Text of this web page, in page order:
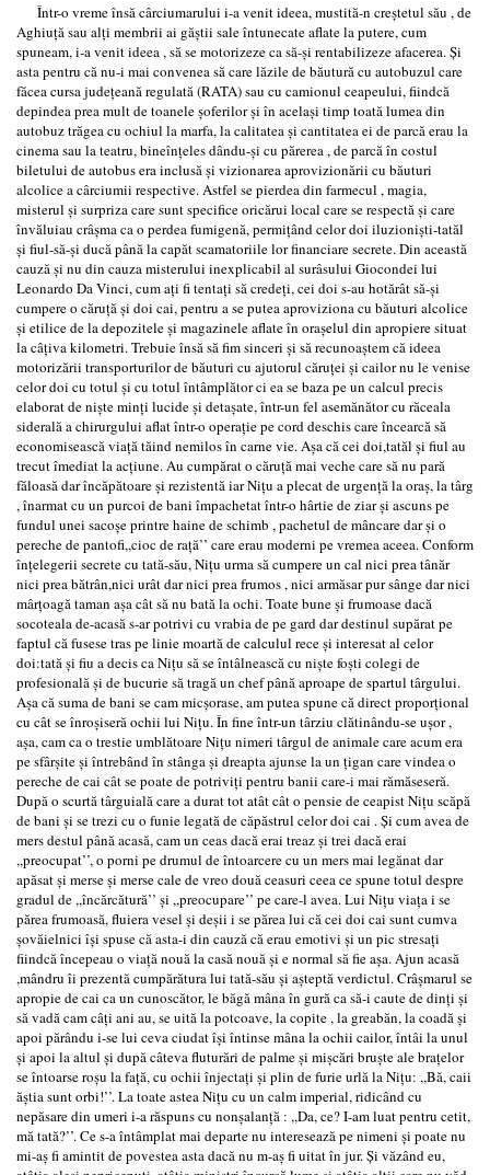
Într-o vreme însă cârciumarului i-a venit ideea, mustită-n creştetul său , de
Aghiuţă sau alţi membrii ai găştii sale întunecate aflate la putere, cum
spuneam, i-a venit ideea , să se motorizeze ca să-şi rentabilizeze afacerea. Şi
asta pentru că nu-i mai convenea să care lăzile de băutură cu autobuzul care
făcea cursa judeţeană regulată (RATA) sau cu camionul ceapeului, fiindcă
depindea prea mult de toanele şoferilor şi în acelaşi timp toată lumea din
autobuz trăgea cu ochiul la marfa, la calitatea şi cantitatea ei de parcă erau la
cinema sau la teatru, bineînţeles dându-şi cu părerea , de parcă în costul
biletului de autobus era inclusă şi vizionarea aprovizionării cu băuturi
alcolice a cârciumii respective. Astfel se pierdea din farmecul , magia,
misterul şi surpriza care sunt specifice oricărui local care se respectă şi care
învăluiau crâşma ca o perdea fumigenă, permiţând celor doi iluzionişti-tatăl
şi fiul-să-şi ducă până la capăt scamatoriile lor financiare secrete. Din această
cauză şi nu din cauza misterului inexplicabil al surâsului Giocondei lui
Leonardo Da Vinci, cum aţi fi tentaţi să credeţi, cei doi s-au hotărât să-şi
cumpere o căruţă şi doi cai, pentru a se putea aproviziona cu băuturi alcolice
şi etilice de la depozitele şi magazinele aflate în oraşelul din apropiere situat
la câţiva kilometri. Trebuie însă să fim sinceri şi să recunoaştem că ideea
motorizării transporturilor de băuturi cu ajutorul căruţei şi cailor nu le venise
celor doi cu totul şi cu totul întâmplător ci ea se baza pe un calcul precis
elaborat de nişte minţi lucide şi detaşate, într-un fel asemănător cu răceala
siderală a chirurgului aflat într-o operaţie pe cord deschis care încearcă să
economisească viaţă tăind nemilos în carne vie. Aşa că cei doi,tatăl şi fiul au
trecut îmediat la acţiune. Au cumpărat o căruţă mai veche care să nu pară
făloasă dar încăpătoare şi rezistentă iar Niţu a plecat de urgenţă la oraş, la târg
, înarmat cu un purcoi de bani împachetat într-o hârtie de ziar şi ascuns pe
fundul unei sacoşe printre haine de schimb , pachetul de mâncare dar şi o
pereche de pantofi,,cioc de raţă’’ care erau moderni pe vremea aceea. Conform
înţelegerii secrete cu tată-său, Niţu urma să cumpere un cal nici prea tânăr
nici prea bătrân,nici urât dar nici prea frumos , nici armăsar pur sânge dar nici
mârţoagă taman aşa cât să nu bată la ochi. Toate bune şi frumoase dacă
socoteala de-acasă s-ar potrivi cu vrabia de pe gard dar destinul supărat pe
faptul că fusese tras pe linie moartă de calculul rece şi interesat al celor
doi:tată şi fiu a decis ca Niţu să se întâlnească cu nişte foşti colegi de
profesională şi de bucurie să tragă un chef până aproape de spartul târgului.
Aşa că suma de bani se cam micşorase, am putea spune că direct proporţional
cu cât se înroşiseră ochii lui Niţu. În fine într-un târziu clătinându-se uşor ,
aşa, cam ca o trestie umblătoare Niţu nimeri târgul de animale care acum era
pe sfârşite şi întrebând în stânga şi dreapta ajunse la un ţigan care vindea o
pereche de cai cât se poate de potriviţi pentru banii care-i mai rămăseseră.
După o scurtă târguială care a durat tot atât cât o pensie de ceapist Niţu scăpă
de bani şi se trezi cu o funie legată de căpăstrul celor doi cai . Şi cum avea de
mers destul până acasă, cam un ceas dacă erai treaz şi trei dacă erai
,,preocupat’’, o porni pe drumul de întoarcere cu un mers mai legănat dar
apăsat şi merse şi merse cale de vreo două ceasuri ceea ce spune totul despre
gradul de ,,încărcătură’’ şi ,,preocupare’’ pe care-l avea. Lui Niţu viaţa i se
părea frumoasă, fluiera vesel şi deşii i se părea lui că cei doi cai sunt cumva
şovăielnici îşi spuse că asta-i din cauză că erau emotivi şi un pic stresaţi
fiindcă începeau o viaţă nouă la casă nouă şi e normal să fie aşa. Ajun acasă
,mândru îi prezentă cumpărătura lui tată-său şi aşteptă verdictul. Crâşmarul se
apropie de cai ca un cunoscător, le băgă mâna în gură ca să-i caute de dinţi şi
să vadă cam câţi ani au, se uită la potcoave, la copite , la greabăn, la coadă şi
apoi părându i-se lui ceva ciudat îşi întinse mâna la ochii cailor, întâi la unul
şi apoi la altul şi după câteva fluturări de palme şi mişcări bruşte ale braţelor
se întoarse roşu la faţă, cu ochii înjectaţi şi plin de furie urlă la Niţu: ,,Bă, caii
ăştia sunt orbi!’’. La toate astea Niţu cu un calm imperial, ridicând cu
nepăsare din umeri i-a răspuns cu nonşalanţă : ,,Da, ce? I-am luat pentru cetit,
mă tată?’’. Ce s-a întâmplat mai departe nu interesează pe nimeni şi poate nu
mi-aş fi amintit de povestea asta dacă nu m-aş fi uitat în jur. Şi văzând eu,